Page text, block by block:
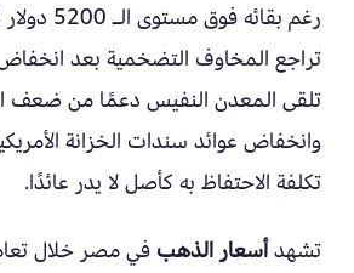
رغم بقائه
تراجع المخاوف التضخمية بعد
تلقى المعدن النفيس دعمًا من ضعف
وانخفاض عوائد سندات الخزانة
تكلفة الاحتفاظ به كأصل لا يدر عائدًا.
تشهدأسعار الذهب في مصر خلال